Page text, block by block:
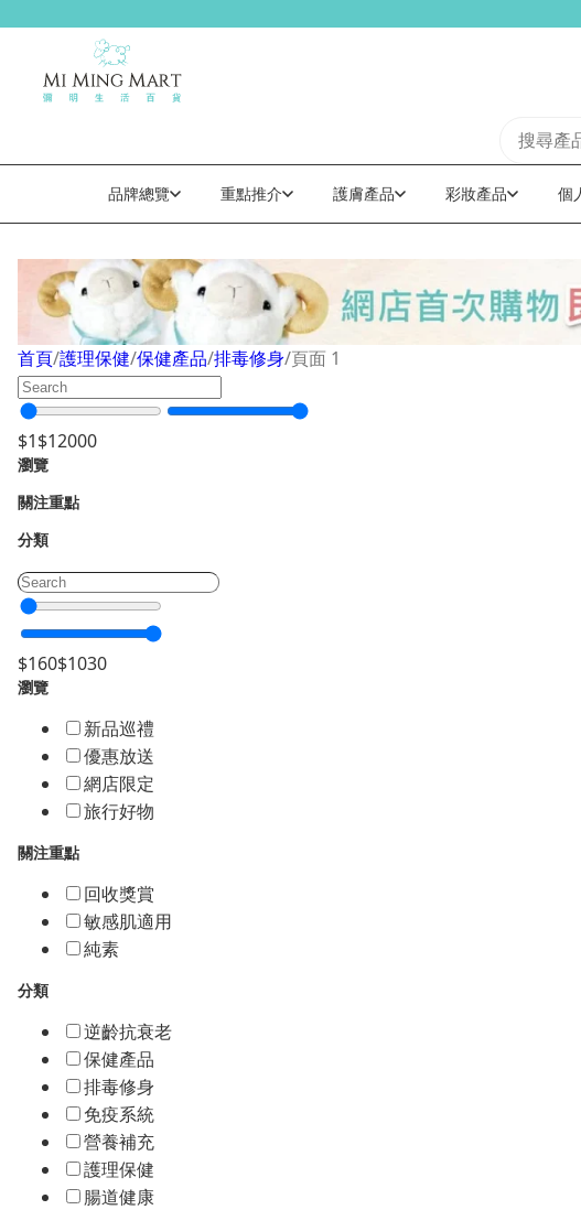
品牌總覽 重點推介 護膚產品 彩妝產品 個
排毒修身
首頁/護理保健/保健產品/排毒修身/頁面 1
$1$12000
瀏覽
關注重點
分類
$160$1030
瀏覽
新品巡禮
優惠放送
網店限定
旅行好物
關注重點
回收獎賞
敏感肌適用
純素
分類
逆齡抗衰老
保健產品
排毒修身
免疫系統
營養補充
護理保健
腸道健康